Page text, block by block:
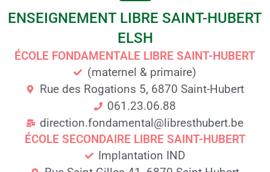
ENSEIGNEMENT LIBRE SAINT-HUBERT
ELSH
ÉCOLE FONDAMENTALE LIBRE SAINT-HUBERT
(maternel & primaire)
Rue des Rogations 5, 6870 Saint-Hubert
061.23.06.88
direction.fondamental@libresthubert.be
ÉCOLE SECONDAIRE LIBRE SAINT-HUBERT
Implantation IND